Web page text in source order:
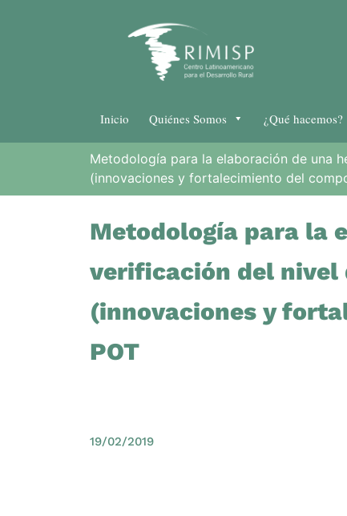
Inicio Quiénes Somos ¿Qué hacemos?
Metodología para la elaboración de una
(innovaciones y fortalecimiento del
Metodología para la
verificación del nivel
(innovaciones y
POT
19/02/2019